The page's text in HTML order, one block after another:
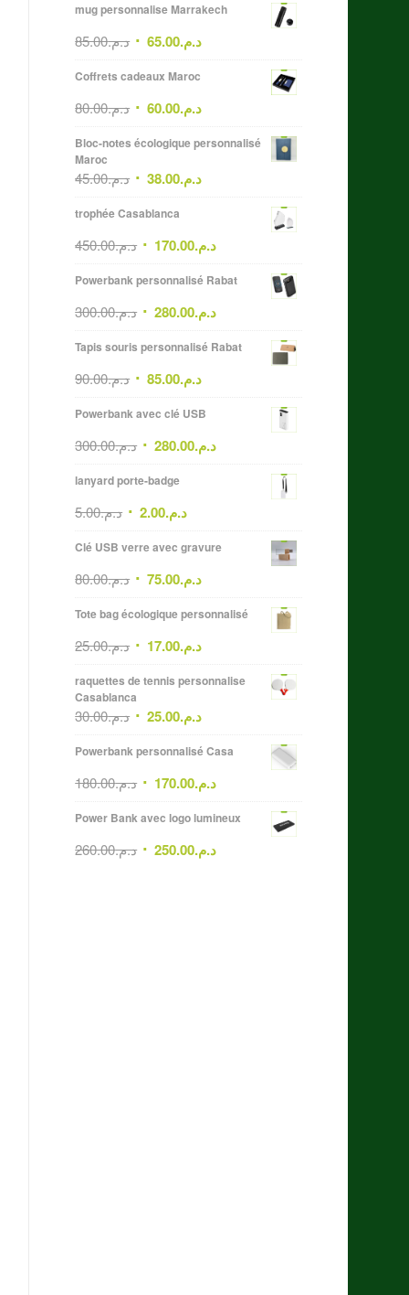
mug personnalise Marrakech
د.م.85.00 د.م.65.00
Coffrets cadeaux Maroc
د.م.80.00 د.م.60.00
Bloc-notes écologique personnalisé
Maroc
د.م.45.00 د.م.38.00
trophée Casablanca
د.م.450.00 د.م.170.00
Powerbank personnalisé Rabat
د.م.300.00 د.م.280.00
Tapis souris personnalisé Rabat
د.م.90.00 د.م.85.00
Powerbank avec clé USB
د.م.300.00 د.م.280.00
lanyard porte-badge
د.م.5.00 د.م.2.00
Clé USB verre avec gravure
د.م.80.00 د.م.75.00
Tote bag écologique personnalisé
د.م.25.00 د.م.17.00
raquettes de tennis personnalise
Casablanca
د.م.30.00 د.م.25.00
Powerbank personnalisé Casa
د.م.180.00 د.م.170.00
Power Bank avec logo lumineux
د.م.260.00 د.م.250.00